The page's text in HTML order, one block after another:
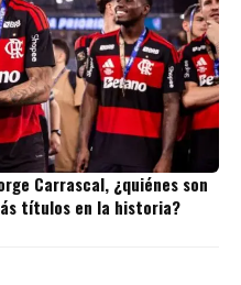
Carrascal, ¿quiénes son
títulos en la historia?